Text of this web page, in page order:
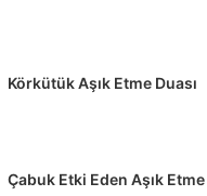
Körkütük Aşık Etme Duası
Çabuk Etki Eden Aşık Etme